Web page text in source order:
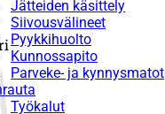
Jätteiden käsittely
Siivousvälineet
Pyykkihuolto
Kunnossapito
Parveke- ja kynnysmatot
Työkalut